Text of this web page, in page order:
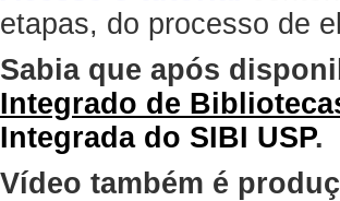
etapas, do processo de
Sabia que após
Integrado de
Integrada do SIBI USP.
Vídeo também é